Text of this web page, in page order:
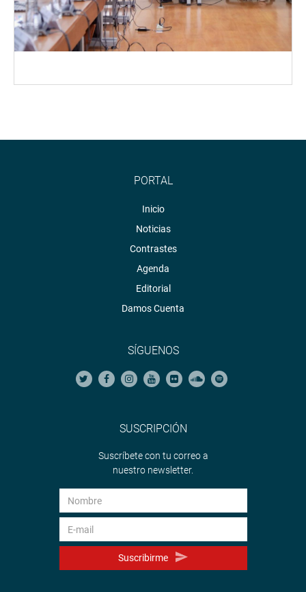
PORTAL
Inicio
Noticias
Contrastes
Agenda
Editorial
Damos Cuenta
SÍGUENOS
SUSCRIPCIÓN
Suscríbete con tu correo a
nuestro newsletter.
Suscribirme